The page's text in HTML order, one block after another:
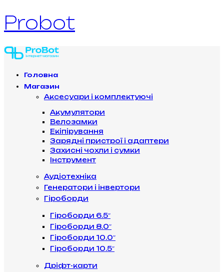
Probot
Головна
Магазин
Аксесуари і комплектуючі
Акумулятори
Велозамки
Екіпірування
Зарядні пристрої і адаптери
Захисні чохли і сумки
Інструмент
Аудіотехніка
Генератори і інвертори
Гіроборди
Гіроборди 6.5″
Гіроборди 8.0″
Гіроборди 10.0″
Гіроборди 10.5″
Дріфт-карти